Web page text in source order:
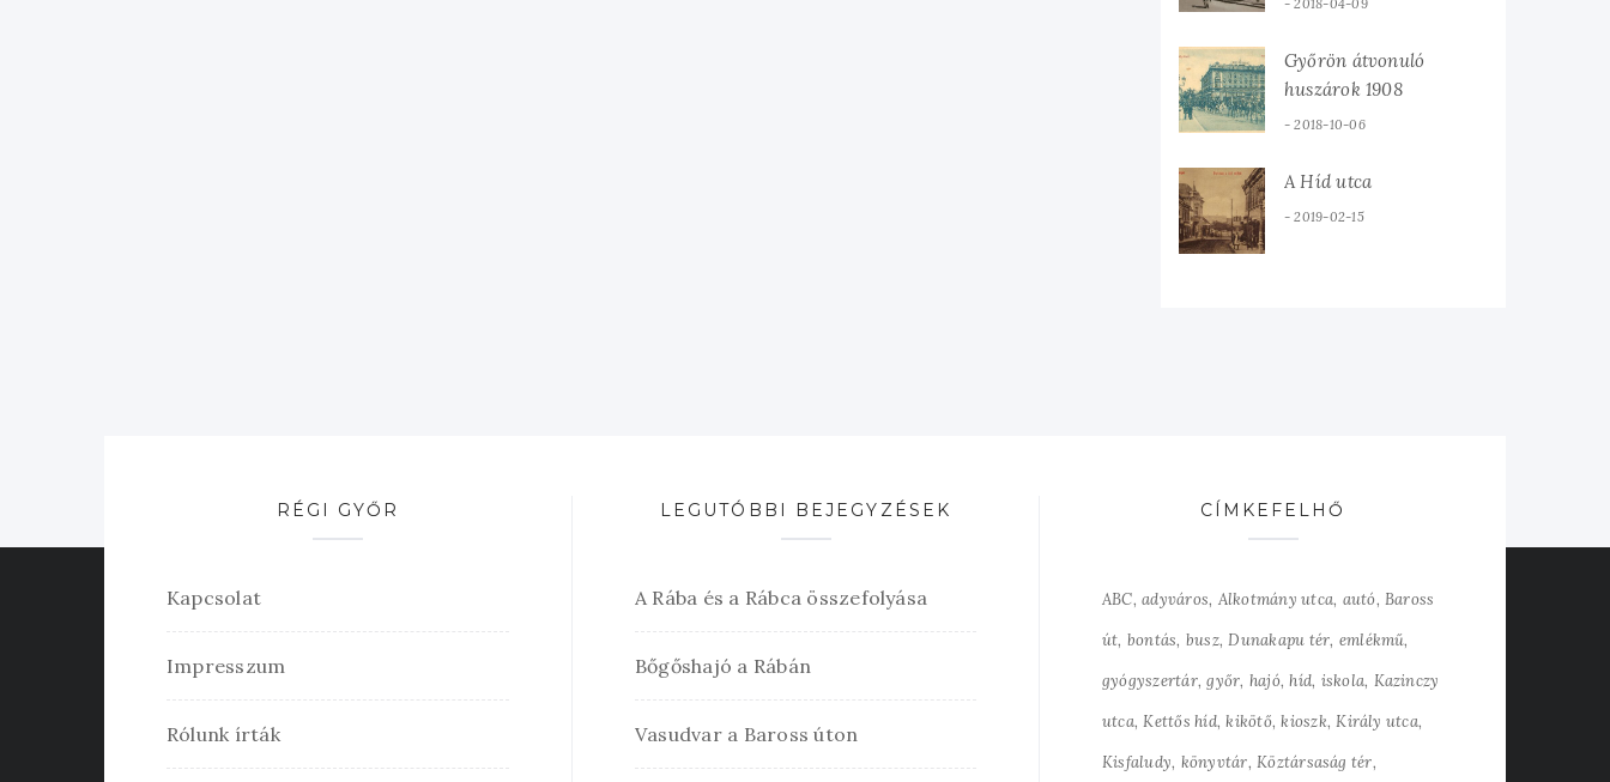
2018-04-09
Győrön átvonuló
huszárok 1908
2018-10-06
A Híd utca
2019-02-15
RÉGI GYŐR
Kapcsolat
Impresszum
Rólunk írták
LEGUTÓBBI BEJEGYZÉSEK
A Rába és a Rábca összefolyása
Bőgőshajó a Rábán
Vasudvar a Baross úton
CÍMKEFELHŐ
ABC adyváros Alkotmány utca autó Baross
út bontás busz Dunakapu tér emlékmű
gyógyszertár győr hajó híd iskola Kazinczy
utca Kettős híd kikötő kioszk Király utca
Kisfaludy könyvtár Köztársaság tér